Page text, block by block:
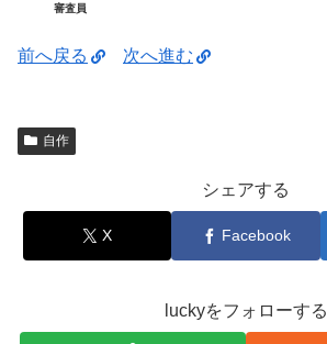
審査員
前へ戻る 次へ進む
自作
シェアする
X Facebook
luckyをフォローする